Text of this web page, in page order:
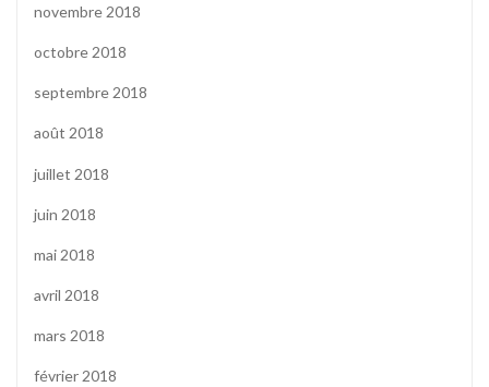
novembre 2018
octobre 2018
septembre 2018
août 2018
juillet 2018
juin 2018
mai 2018
avril 2018
mars 2018
février 2018